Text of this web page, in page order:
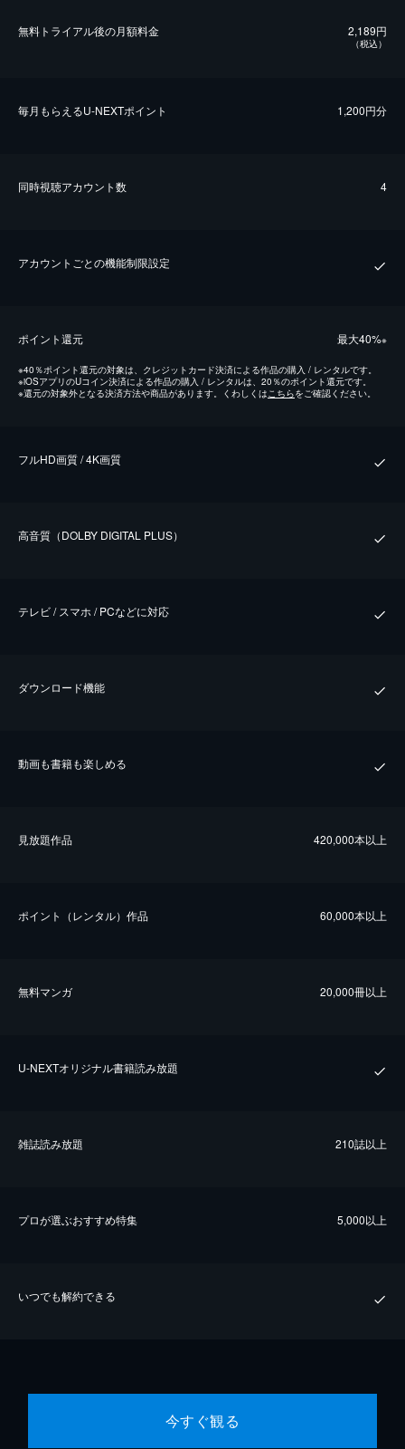
無料トライアル後の⽉額料金 2,189円
（税込）
毎⽉もらえるU-NEXTポイント 1,200円分
同時視聴アカウント数 4
アカウントごとの機能制限設定
ポイント還元 最⼤40%※
※40％ポイント還元の対象は、クレジットカード決済による作品の購入 / レンタルです。
※iOSアプリのUコイン決済による作品の購入 / レンタルは、20％のポイント還元です。
※還元の対象外となる決済方法や商品があります。くわしくはこちらをご確認ください。
フルHD画質 / 4K画質
⾼⾳質（DOLBY DIGITAL PLUS）
テレビ / スマホ / PCなどに対応
ダウンロード機能
動画も書籍も楽しめる
⾒放題作品 420,000本以上
ポイント（レンタル）作品 60,000本以上
無料マンガ 20,000冊以上
U-NEXTオリジナル書籍読み放題
雑誌読み放題 210誌以上
プロが選ぶおすすめ特集 5,000以上
いつでも解約できる
今すぐ観る